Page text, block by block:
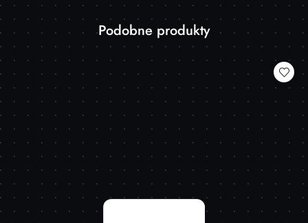
Pomiń karuzelę produktów
Produkty
statusie:
Podobne produkty